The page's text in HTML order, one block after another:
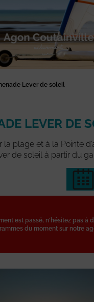
Lever de soleil
LEVER DE
la plage et à la Pointe
de soleil à partir du
est passé, n'hésitez pas à
du moment sur notre